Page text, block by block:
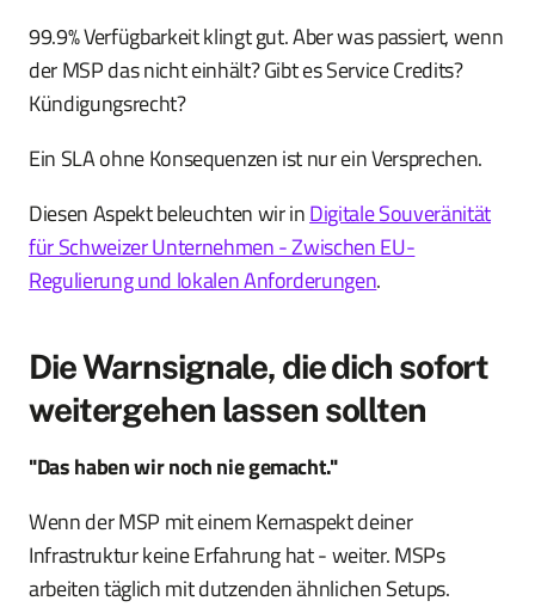
99.9% Verfügbarkeit klingt gut. Aber was passiert, wenn
der MSP das nicht einhält? Gibt es Service Credits?
Kündigungsrecht?
Ein SLA ohne Konsequenzen ist nur ein Versprechen.
Diesen Aspekt beleuchten wir inDigitale Souveränität
für Schweizer Unternehmen - Zwischen EU-
Regulierung und lokalen Anforderungen.
Die Warnsignale, die dich sofort
weitergehen lassen sollten
"Das haben wir noch nie gemacht."
Wenn der MSP mit einem Kernaspekt deiner
Infrastruktur keine Erfahrung hat - weiter. MSPs
arbeiten täglich mit dutzenden ähnlichen Setups.